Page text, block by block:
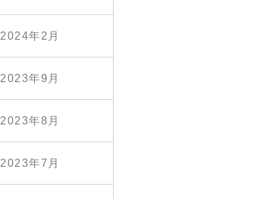
2024年2月
2023年9月
2023年8月
2023年7月